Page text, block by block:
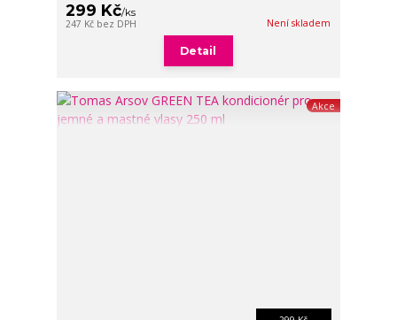
299 Kč/ks
247 Kč bez DPH Není skladem
Detail
Akce